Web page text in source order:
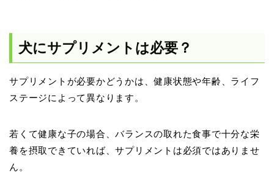
犬にサプリメントは必要？
サプリメントが必要かどうかは、健康状態や年齢、ライフ
ステージによって異なります。
若くて健康な子の場合、バランスの取れた食事で十分な栄
養を摂取できていれば、サプリメントは必須ではありませ
ん。